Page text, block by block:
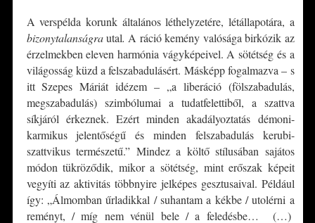
A verspélda korunk általános léthelyzetére, létállapotára, a
bizonytalanságrautal. A ráció kemény valósága birkózik az
érzelmekben eleven harmónia vágyképeivel. A sötétség és a
világosság küzd a felszabadulásért. Másképp fogalmazva – s
itt Szepes Máriát idézem – „a liberáció (fölszabadulás,
megszabadulás) szimbólumai a tudatfelettiből, a szattva
síkjáról érkeznek. Ezért minden akadályoztatás démoni-
karmikus jelentőségű és minden felszabadulás kerubi-
szattvikus természetű.” Mindez a költő stílusában sajátos
módon tükröződik, mikor a sötétség, mint erőszak képeit
vegyíti az aktivitás többnyire jelképes gesztusaival. Például
így: „Álmomban űrladikkal / suhantam a kékbe / utolérni a
reményt, / míg nem vénül bele / a feledésbe… (…)